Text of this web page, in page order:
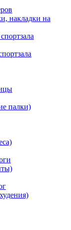
накладки на
палки)